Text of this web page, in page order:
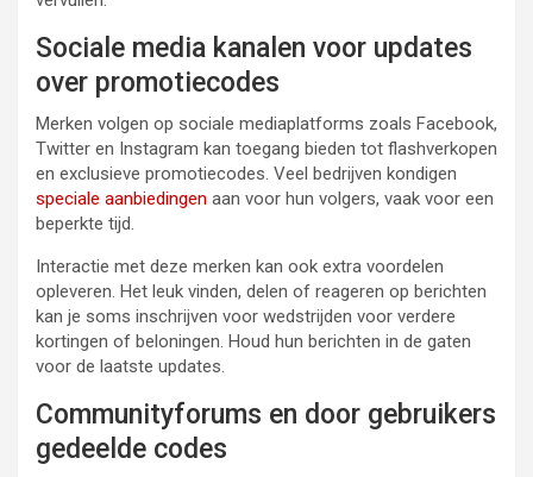
Sociale media kanalen voor updates
over promotiecodes
Merken volgen op sociale mediaplatforms zoals Facebook,
Twitter en Instagram kan toegang bieden tot flashverkopen
en exclusieve promotiecodes. Veel bedrijven kondigen
speciale aanbiedingen aan voor hun volgers, vaak voor een
beperkte tijd.
Interactie met deze merken kan ook extra voordelen
opleveren. Het leuk vinden, delen of reageren op berichten
kan je soms inschrijven voor wedstrijden voor verdere
kortingen of beloningen. Houd hun berichten in de gaten
voor de laatste updates.
Communityforums en door gebruikers
gedeelde codes